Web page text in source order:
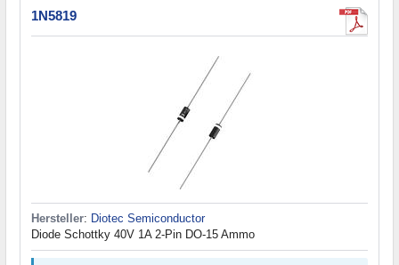
1N5819
Hersteller: Diotec Semiconductor
Diode Schottky 40V 1A 2-Pin DO-15 Ammo